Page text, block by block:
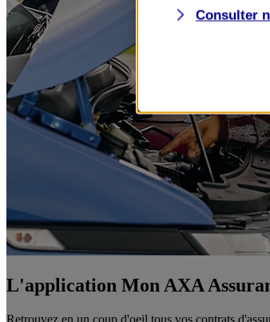
L'application Mon AXA
Retrouvez en un coup d'oeil tous vos contrats
Consulter